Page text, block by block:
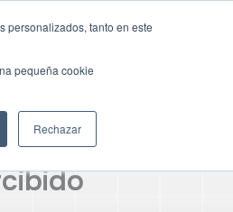
personalizados, tanto en este
pequeña cookie
Rechazar